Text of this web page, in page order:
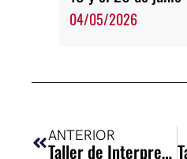
04/05/2026
ANTERIOR
Taller de Interpretación I: «El banquete de la boda de la hija del Presidente»